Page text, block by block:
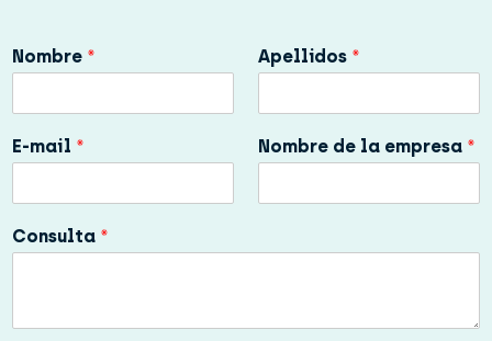
Nombre * Apellidos *
E-mail * Nombre de la empresa *
Consulta *